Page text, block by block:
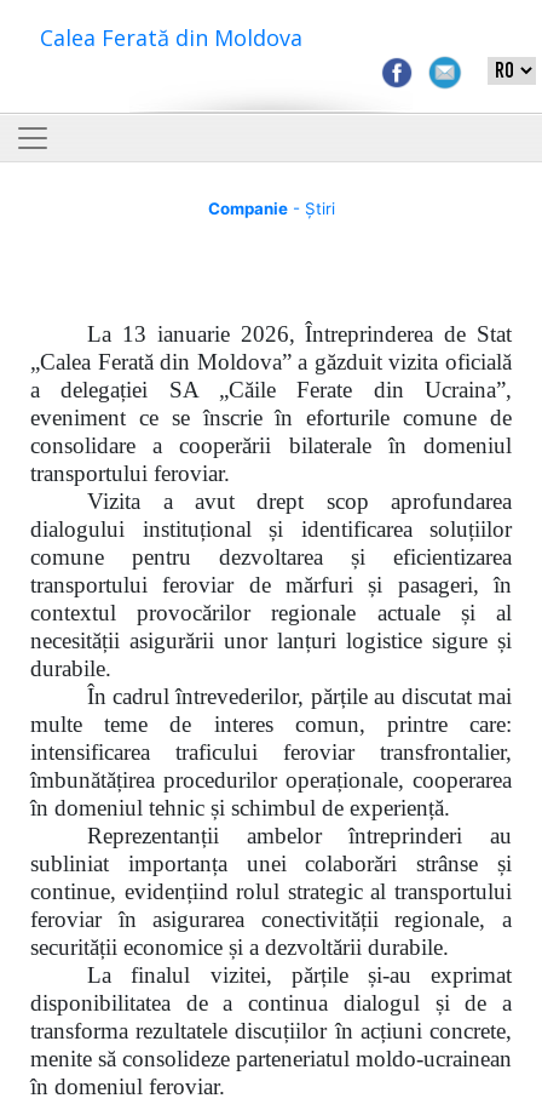
Calea Ferată din Moldova
Companie- Știri
La 13 ianuarie 2026, Întreprinderea de Stat
„Calea Ferată din Moldova” a găzduit vizita oficială
a delegației SA „Căile Ferate din Ucraina”,
eveniment ce se înscrie în eforturile comune de
consolidare a cooperării bilaterale în domeniul
transportului feroviar.
Vizita a avut drept scop aprofundarea
dialogului instituțional și identificarea soluțiilor
comune pentru dezvoltarea și eficientizarea
transportului feroviar de mărfuri și pasageri, în
contextul provocărilor regionale actuale și al
necesității asigurării unor lanțuri logistice sigure și
durabile.
În cadrul întrevederilor, părțile au discutat mai
multe teme de interes comun, printre care:
intensificarea traficului feroviar transfrontalier,
îmbunătățirea procedurilor operaționale, cooperarea
în domeniul tehnic și schimbul de experiență.
Reprezentanții ambelor întreprinderi au
subliniat importanța unei colaborări strânse și
continue, evidențiind rolul strategic al transportului
feroviar în asigurarea conectivității regionale, a
securității economice și a dezvoltării durabile.
La finalul vizitei, părțile și-au exprimat
disponibilitatea de a continua dialogul și de a
transforma rezultatele discuțiilor în acțiuni concrete,
menite să consolideze parteneriatul moldo-ucrainean
în domeniul feroviar.